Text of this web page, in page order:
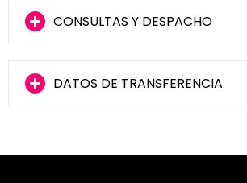
CONSULTAS Y DESPACHO
DATOS DE TRANSFERENCIA